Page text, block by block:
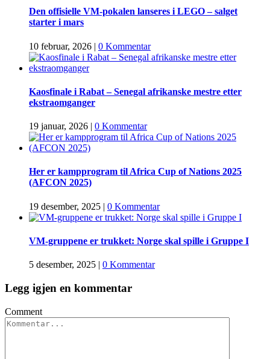
Den offisielle VM-pokalen lanseres i LEGO – salget
starter i mars
10 februar, 2026 | 0 Kommentar
Kaosfinale i Rabat – Senegal afrikanske mestre etter
ekstraomganger
19 januar, 2026 | 0 Kommentar
Her er kampprogram til Africa Cup of Nations 2025
(AFCON 2025)
19 desember, 2025 | 0 Kommentar
VM-gruppene er trukket: Norge skal spille i Gruppe I
5 desember, 2025 | 0 Kommentar
Legg igjen en kommentar
Comment